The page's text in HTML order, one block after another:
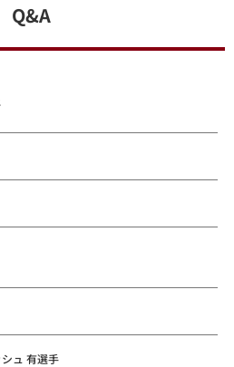
Q&A
ュ 有選手